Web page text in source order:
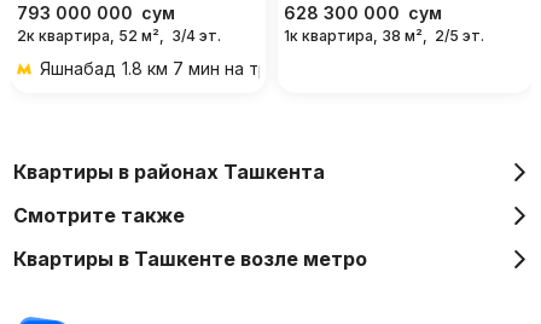
793 000 000 сум
2к квартира, 52 м², 3/4 эт.
Яшнабад 1.8 км 7 мин на транспорте
628 300 000 сум
1к квартира, 38 м², 2/5 эт.
Квартиры в районах Ташкента
Смотрите также
Квартиры в Ташкенте возле метро